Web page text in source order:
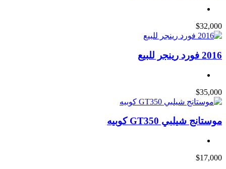
$32,000
2016 فورد رينجر للبيع
$35,000
موستانج شيلبي GT350 كوبيه
$17,000